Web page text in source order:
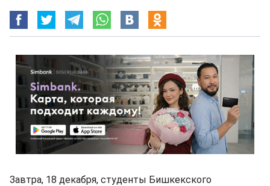
Завтра, 18 декабря, студенты Бишкекского